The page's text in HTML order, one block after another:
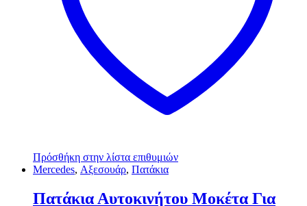
Πρόσθήκη στην λίστα επιθυμιών
Mercedes, Αξεσουάρ, Πατάκια
Πατάκια Αυτοκινήτου Μοκέτα Για